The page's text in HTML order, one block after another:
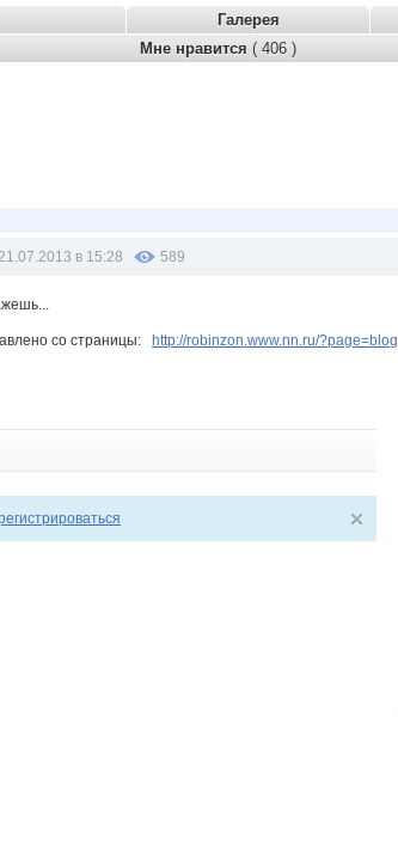
Галерея
Мне нравится ( 406 )
21.07.2013 в 15:28 589
со страницы: http://robinzon.www.nn.ru/?page=blog